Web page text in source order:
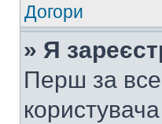
Догори
» Я
Перш за